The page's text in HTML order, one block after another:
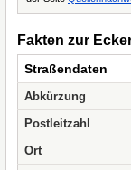
Fakten zur
Straßendaten
Abkürzung
Postleitzahl
Ort